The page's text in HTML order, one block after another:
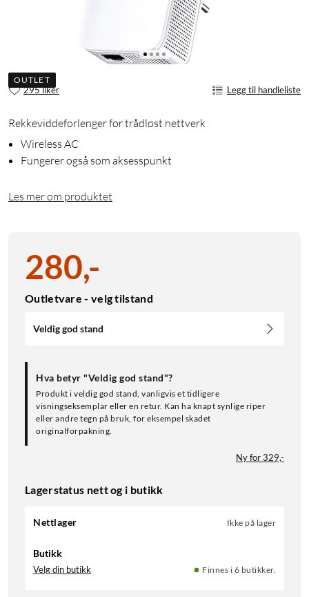
OUTLET
295 liker Legg til handleliste
Rekkeviddeforlenger for trådløst nettverk
Wireless AC
Fungerer også som aksesspunkt
Les mer om produktet
280,-
Outletvare - velg tilstand
Veldig god stand
Hva betyr "Veldig god stand"?
Produkt i veldig god stand, vanligvis et tidligere
visningseksemplar eller en retur. Kan ha knapt synlige riper
eller andre tegn på bruk, for eksempel skadet
originalforpakning.
Ny for 329,-
Lagerstatus nett og i butikk
Nettlager Ikke på lager
Butikk
Velg din butikk Finnes i 6 butikker.